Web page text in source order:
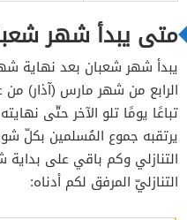
متى يبدأ شهر شعبان
يبدأ شهر شعبان بعد نهاية
تباعًا يومًا تلو الآخر حتّى
يرتقبه جموع المُسلمين بكلّ
التنازليّ المرفق لكم أدناه: